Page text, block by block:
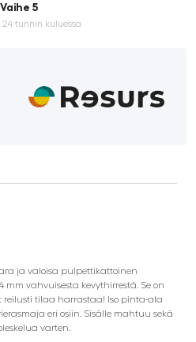
Vaihe 5
tunnin kuluessa
ja valoisa pulpettikattoinen
vahvuisesta kevythirrestä. Se on
reilusti tilaa harrastaa! Iso pinta-ala
eri osiin. Sisälle mahtuu sekä
varten.